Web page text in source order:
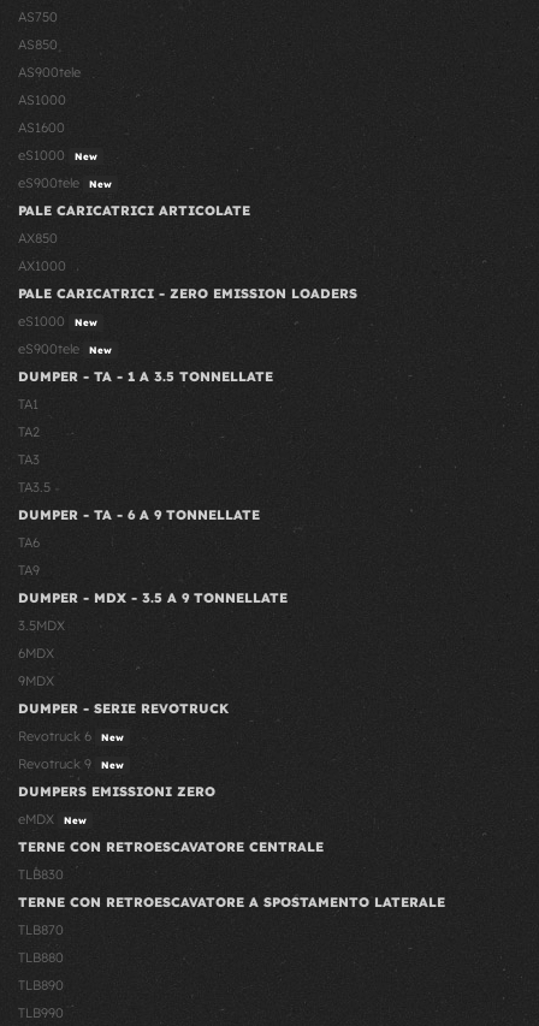
AS750
AS850
AS900tele
AS1000
AS1600
eS1000
New
eS900tele New
PALE CARICATRICI ARTICOLATE
AX850
AX1000
PALE CARICATRICI - ZERO EMISSION LOADERS
eS1000
New
eS900tele New
DUMPER - TA - 1 A 3.5 TONNELLATE
TA1
TA2
TA3
TA3.5
DUMPER - TA - 6 A 9 TONNELLATE
TA6
TA9
DUMPER - MDX - 3.5 A 9 TONNELLATE
3.5MDX
6MDX
9MDX
DUMPER - SERIE REVOTRUCK
Revotruck 6
New
Revotruck 9 New
DUMPERS EMISSIONI ZERO
eMDX
New
TERNE CON RETROESCAVATORE CENTRALE
TLB830
TERNE CON RETROESCAVATORE A SPOSTAMENTO LATERALE
TLB870
TLB880
TLB890
TLB990